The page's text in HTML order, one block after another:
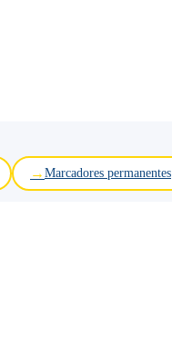
Marcadores permanentes